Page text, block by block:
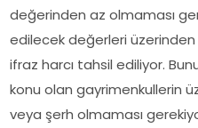
değerinden az olmaması
edilecek değerleri
ifraz harcı tahsil ediliyor.
konu olan gayrimenkullerin
veya şerh olmaması